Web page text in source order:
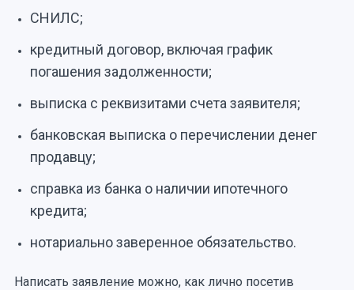
СНИЛС;
кредитный договор, включая график
погашения задолженности;
выписка с реквизитами счета заявителя;
банковская выписка о перечислении денег
продавцу;
справка из банка о наличии ипотечного
кредита;
нотариально заверенное обязательство.
Написать заявление можно, как лично посетив